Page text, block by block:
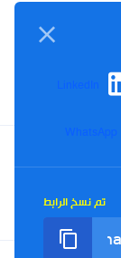
Twitter
LinkedIn
WhatsApp
تم نسخ الرابط